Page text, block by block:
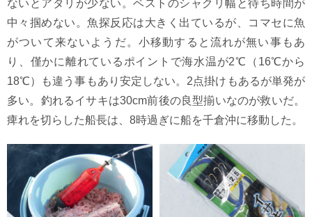
ないとアタリが少ない。ベストのシャクリ幅と待ち時間が
中々掴めない。魚探反応は大きく出ているが、コマセに魚
がついて来ないようだ。小移動すると流れが無い事もあ
り、僅かに離れているポイントで海水温が2℃（16℃から
18℃）も違う事もあり安定しない。2点掛けもあるが単発が
多い。釣れるイサキは30cm前後の良型揃いなのが救いだ。
痺れを切らした船長は、8時過ぎに船を千倉沖に移動した。